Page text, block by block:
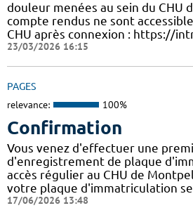
douleur menées au sein du CHU
compte rendus ne sont
CHU après connexion : https://
23/03/2026 16:15
PAGES
relevance: 100%
Confirmation
Vous venez d'effectuer une
d'enregistrement de plaque
accès régulier au CHU de
votre plaque d'immatriculation
17/06/2026 13:48